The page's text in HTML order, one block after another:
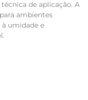
de aplicação. A
ambientes
umidade e